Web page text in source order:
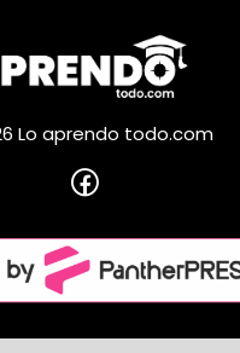
Lo aprendo todo.com